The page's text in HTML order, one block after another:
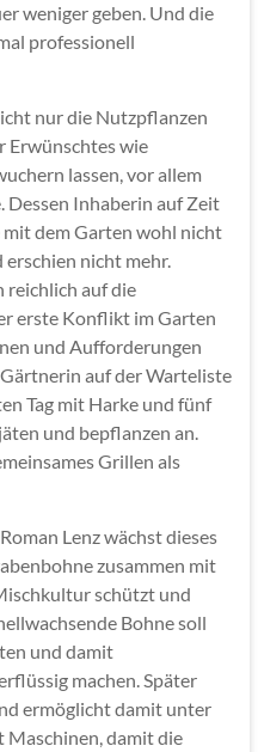
weniger geben. Und die
professionell
nur die Nutzpflanzen
Erwünschtes wie
lassen, vor allem
Dessen Inhaberin auf Zeit
dem Garten wohl nicht
nicht mehr.
reichlich auf die
erste Konflikt im Garten
und Aufforderungen
auf der Warteliste
Tag mit Harke und fünf
und bepflanzen an.
Grillen als
Lenz wächst dieses
zusammen mit
schützt und
Bohne soll
und damit
machen. Später
ermöglicht damit unter
Maschinen, damit die